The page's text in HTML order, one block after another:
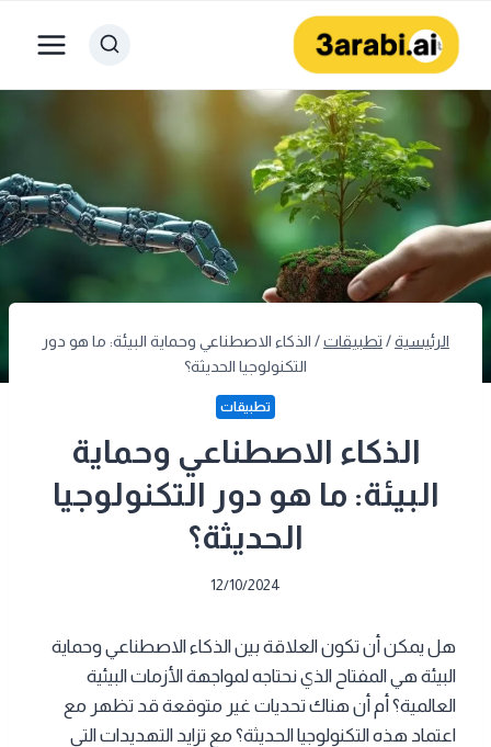
المحتوى
الرئيسية/ تطبيقات/ الذكاء الاصطناعي وحماية البيئة: ما هو دور
التكنولوجيا الحديثة؟
تطبيقات
الذكاء الاصطناعي وحماية
البيئة: ما هو دور التكنولوجيا
الحديثة؟
12/10/2024
هل يمكن أن تكون العلاقة بين الذكاء الاصطناعي وحماية
البيئة هي المفتاح الذي نحتاجه لمواجهة الأزمات البيئية
العالمية؟ أم أن هناك تحديات غير متوقعة قد تظهر مع
اعتماد هذه التكنولوجيا الحديثة؟ مع تزايد التهديدات التي